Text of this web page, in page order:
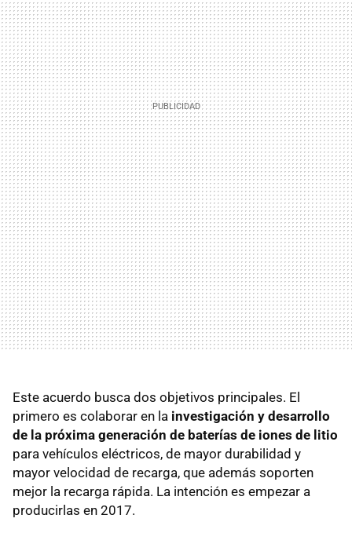
Este acuerdo busca dos objetivos principales. El
primero es colaborar en la investigación y desarrollo
de la próxima generación de baterías de iones de litio
para vehículos eléctricos, de mayor durabilidad y
mayor velocidad de recarga, que además soporten
mejor la recarga rápida. La intención es empezar a
producirlas en 2017.